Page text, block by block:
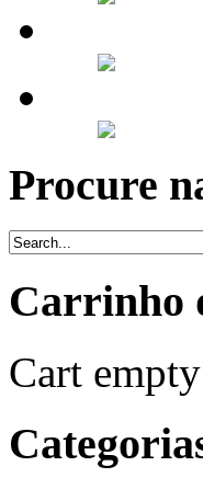
Procure
Carrinho
Cart empty